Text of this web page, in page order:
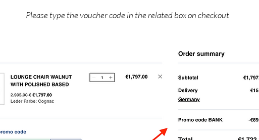
Please type the voucher code in the related box on checkout